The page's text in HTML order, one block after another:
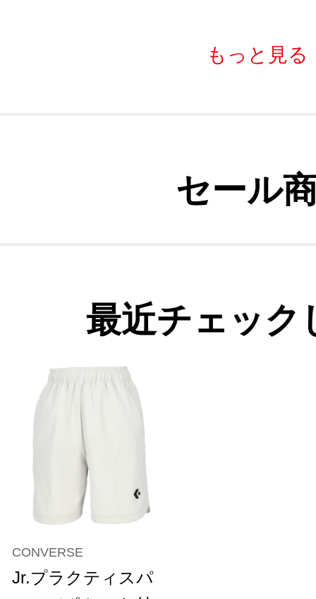
もっと見る
セール
最近チェック
CONVERSE
Jr.プラクティスパ